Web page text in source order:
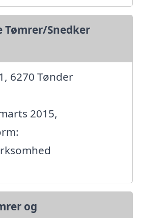
Tømrer/Snedker
6270 Tønder
2015,
og